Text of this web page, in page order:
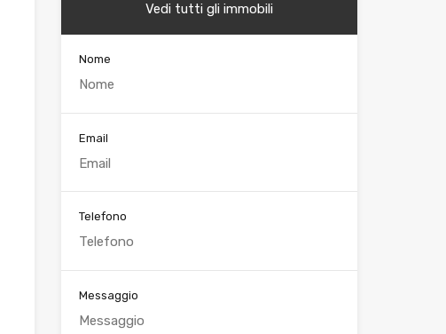
Vedi tutti gli immobili
Nome
Email
Telefono
Messaggio